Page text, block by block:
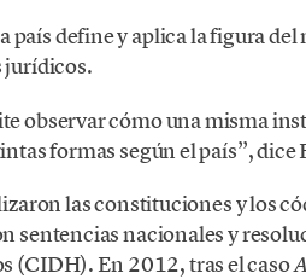
define y aplica la figura
jurídicos.
observar cómo una misma
formas según el país”, dice
las constituciones y los
sentencias nacionales y
(CIDH). En 2012, tras el caso